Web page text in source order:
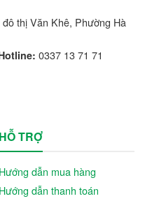
thị Văn Khê, Phường Hà
0337 13 71 71
HỖ TRỢ
Hướng dẫn mua hàng
Hướng dẫn thanh toán